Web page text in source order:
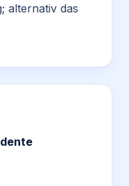
alternativ das